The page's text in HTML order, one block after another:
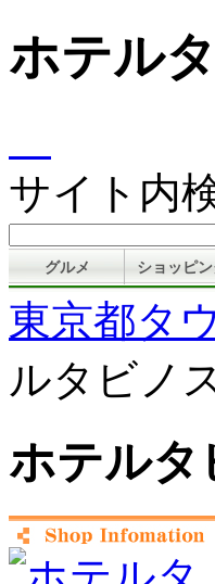
ホテル
サイト内
グルメ ショッピ
東京都タ
ルタビノ
ホテルタ